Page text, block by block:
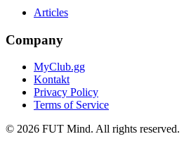
Articles
Company
MyClub.gg
Kontakt
Privacy Policy
Terms of Service
© 2026 FUT Mind. All rights reserved.